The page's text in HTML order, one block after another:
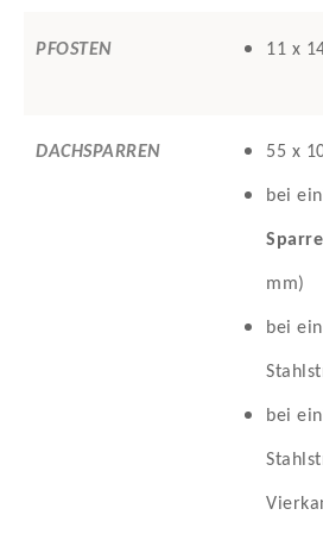
PFOSTEN 11 x
DACHSPARREN 55 x
bei
mm)
bei
bei